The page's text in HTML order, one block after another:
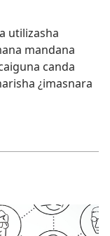
utilizasha
mandana
canda
¿imasnara